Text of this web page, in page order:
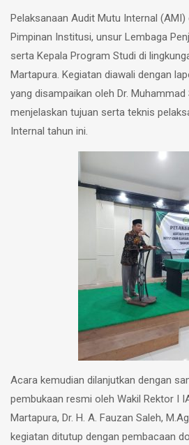
Pelaksanaan Audit Mutu Internal (AMI)
Pimpinan Institusi, unsur Lembaga
serta Kepala Program Studi di
Martapura. Kegiatan diawali dengan
yang disampaikan oleh Dr. Muhammad
menjelaskan tujuan serta teknis
Internal tahun ini.
Acara kemudian dilanjutkan dengan
pembukaan resmi oleh Wakil Rektor I
Martapura, Dr. H. A. Fauzan Saleh,
kegiatan ditutup dengan pembacaan